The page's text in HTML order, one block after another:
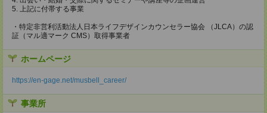
5. 上記に付帯する事業
・特定非営利活動法人日本ライフデザインカウンセラー協会 （JLCA）の認
証（マル適マーク CMS）取得事業者
ホームページ
https://en-gage.net/musbell_career/
事業所